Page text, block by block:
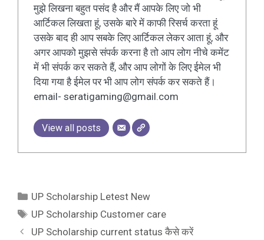
मुझे लिखना बहुत पसंद है और मैं आपके लिए जो भी
आर्टिकल लिखता हूं, उसके बारे में काफी रिसर्च करता हूं
उसके बाद ही आप सबके लिए आर्टिकल लेकर आता हूं, और
अगर आपको मुझसे संपर्क करना है तो आप लोग नीचे कमेंट
में भी संपर्क कर सकते हैं, और आप लोगों के लिए ईमेल भी
दिया गया है ईमेल पर भी आप लोग संपर्क कर सकते हैं।
email- seratigaming@gmail.com
View all posts
Categories
UP Scholarship Letest New
Tags
UP Scholarship Customer care
UP Scholarship current status कैसे करें